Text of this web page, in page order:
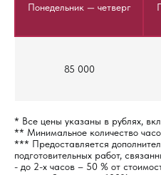
Понедельник — четверг
85 000
* Все цены указаны в рублях,
** Минимальное количество
*** Предоставляется
подготовительных работ,
- до 2-х часов – 50 % от